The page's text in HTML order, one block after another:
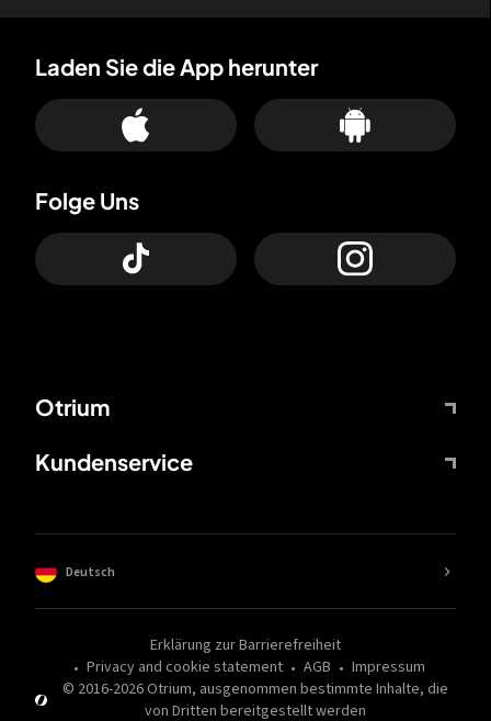
Otrium
Kundenservice
Laden Sie die App herunter
Folge Uns
© 2016-2026Otrium, ausgenommen bestimmte Inhalte, die
von Dritten bereitgestellt werden
Erklärung zur Barrierefreiheit
Privacy and cookie statement
AGB Impressum
Deutsch